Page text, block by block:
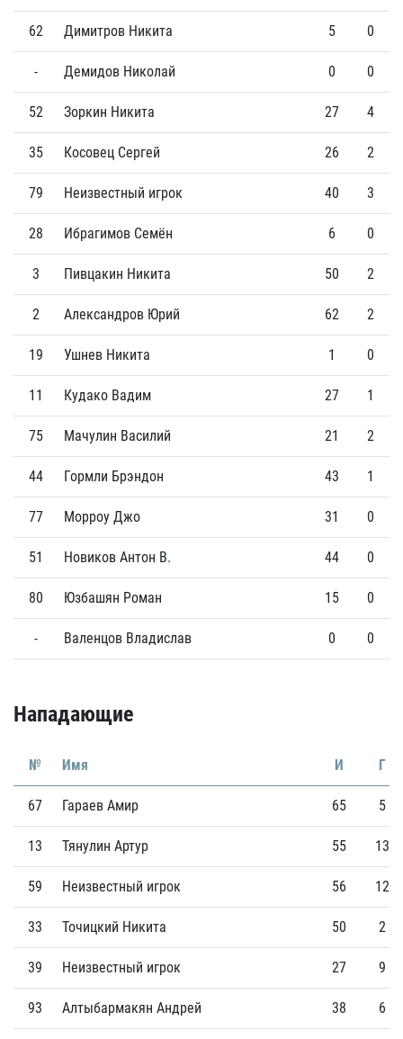
62 Димитров Никита 5 0
- Демидов Николай 0 0
52 Зоркин Никита 27 4
35 Косовец Сергей 26 2
79 Неизвестный игрок 40 3
28 Ибрагимов Семён 6 0
3 Пивцакин Никита 50 2
2 Александров Юрий 62 2
19 Ушнев Никита 1 0
11 Кудако Вадим 27 1
75 Мачулин Василий 21 2
44 Гормли Брэндон 43 1
77 Морроу Джо 31 0
51 Новиков Антон В. 44 0
80 Юзбашян Роман 15 0
- Валенцов Владислав 0 0
Нападающие
№ Имя И Г
67 Гараев Амир 65 5
13 Тянулин Артур 55 13
59 Неизвестный игрок 56 12
33 Точицкий Никита 50 2
39 Неизвестный игрок 27 9
93 Алтыбармакян Андрей 38 6